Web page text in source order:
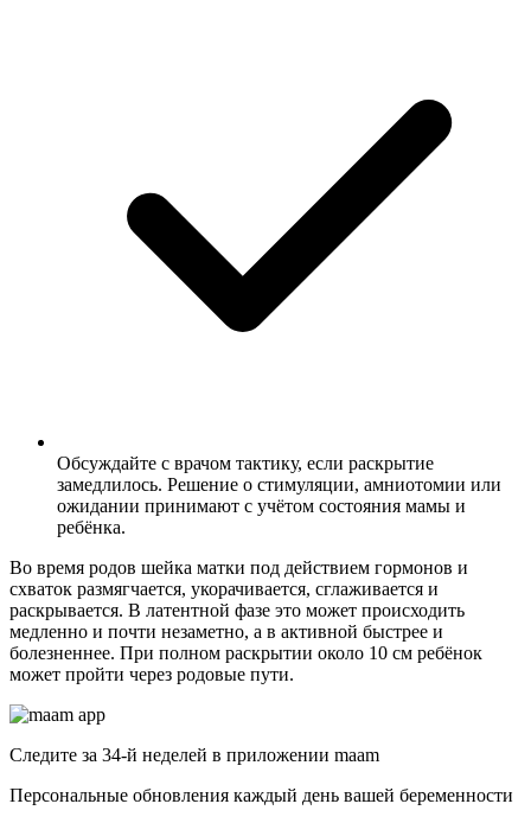
Обсуждайте с врачом тактику, если раскрытие
замедлилось. Решение о стимуляции, амниотомии или
ожидании принимают с учётом состояния мамы и
ребёнка.
Во время родов шейка матки под действием гормонов и
схваток размягчается, укорачивается, сглаживается и
раскрывается. В латентной фазе это может происходить
медленно и почти незаметно, а в активной быстрее и
болезненнее. При полном раскрытии около 10 см ребёнок
может пройти через родовые пути.
Следите за 34-й неделей в приложении maam
Персональные обновления каждый день вашей беременности